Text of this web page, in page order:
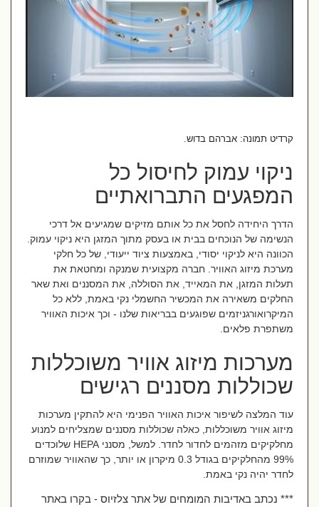
קרדיט תמונה: אברהם בדוש.
ניקוי עמוק לחיסול כל
המפגעים התברואתיים
הדרך היחידה לחסל את כל אותם מזיקים שמגיעים אל דרכי
הנשימה של הנוכחים בבית או בעסק מתוך המזגן היא ניקוי עמוק.
הכוונה היא לניקוי יסודי, באמצעות ציוד ייעודי, של כל חלקי
מערכת מיזוג האוויר. חברה מקצועית שמנקה ומחטאת את
תעלות המזגן, את המאייד, את הסוללה, את המסננים ואת שאר
החלקים משאירה את המכשיר החשמלי נקי באמת, ללא כל
המיקרואורגניזמים שפוגעים בבריאות שלנו - וכך איכות האוויר
משתפרת פלאים.
מערכות מיזוג אוויר משוכללות
שכוללות מסננים רגישים
עוד המלצה לשיפור איכות האוויר הפנימי היא להתקין מערכות
מיזוג אוויר משוכללות, כאלה שכוללות מסננים שמצליחים למנוע
מחלקיקים מזהמים לחדור לחדר. למשל, מסנניHEPAשלוכדים
99% מהחלקיקים בגודל 0.3 מיקרון או יותר, כך שהאוויר שמוזרם
לחדר יהיה נקי באמת.
*** נכתב באדיבות המומחים של אתר צלזיוס - בקרו באתר